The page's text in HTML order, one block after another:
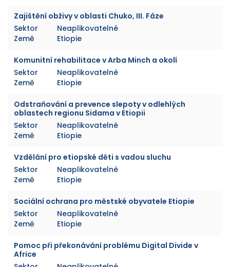
Zajištění obživy v oblasti Chuko, III. Fáze
Sektor
Neaplikovatelné
Země
Etiopie
Komunitní rehabilitace v Arba Minch a okolí
Sektor
Neaplikovatelné
Země
Etiopie
Odstraňování a prevence slepoty v odlehlých
oblastech regionu Sidama v Etiopii
Sektor
Neaplikovatelné
Země
Etiopie
Vzdělání pro etiopské děti s vadou sluchu
Sektor
Neaplikovatelné
Země
Etiopie
Sociální ochrana pro městské obyvatele Etiopie
Sektor
Neaplikovatelné
Země
Etiopie
Pomoc při překonávání problému Digital Divide v
Africe